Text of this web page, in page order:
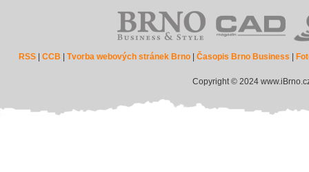
RSS |CCB |Tvorba webových stránek Brno |Časopis Brno Business
Copyright © 2024